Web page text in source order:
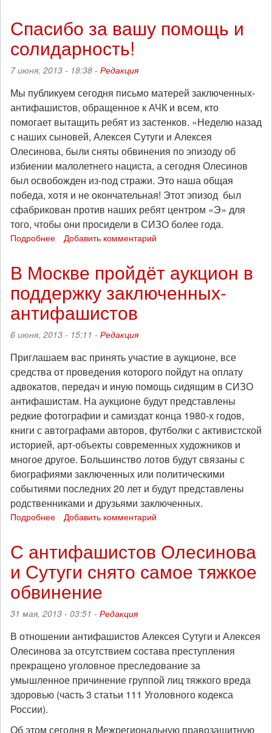
залог
Алексея
Сутуги!
Спасибо за вашу помощь и
солидарность!
7 июня, 2013 - 18:38 - Редакция
Мы публикуем сегодня письмо матерей заключенных-
антифашистов, обращенное к АЧК и всем, кто
помогает вытащить ребят из застенков. «Неделю назад
с наших сыновей, Алексея Сутуги и Алексея
Олесинова, были сняты обвинения по эпизоду об
избиении малолетнего нациста, а сегодня Олесинов
был освобожден из-под стражи. Это наша общая
победа, хотя и не окончательная! Этот эпизод был
сфабрикован против наших ребят центром «Э» для
того, чтобы они просидели в СИЗО более года.
Подробнее
вашу
и
солидарность!
Добавить комментарий
В Москве пройдёт аукцион в
поддержку заключенных-
антифашистов
6 июня, 2013 - 15:11 - Редакция
Приглашаем вас принять участие в аукционе, все
средства от проведения которого пойдут на оплату
адвокатов, передач и иную помощь сидящим в СИЗО
антифашистам. На аукционе будут представлены
редкие фотографии и самиздат конца 1980-х годов,
книги с автографами авторов, футболки с активистской
историей, арт-объекты современных художников и
многое другое. Большинство лотов будут связаны с
биографиями заключенных или политическими
событиями последних 20 лет и будут представлены
родственниками и друзьями заключенных.
Подробнее
пройдёт
аукцион
в
поддержку
заключенных-
антифашистов
Добавить комментарий
С антифашистов Олесинова
и Сутуги снято самое тяжкое
обвинение
31 мая, 2013 - 03:51 - Редакция
В отношении антифашистов Алексея Сутуги и Алексея
Олесинова за отсутствием состава преступления
прекращено уголовное преследование за
умышленное причинение группой лиц тяжкого вреда
здоровью (часть 3 статьи 111 Уголовного кодекса
России).
Об этом сегодня в Межрегиональную правозащитную